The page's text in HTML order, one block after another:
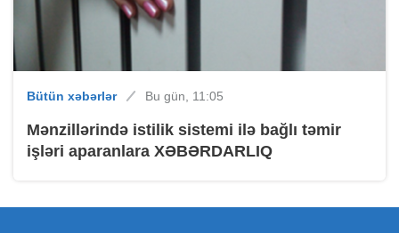
Bütün xəbərlər Bu gün, 11:05
Mənzillərində istilik sistemi ilə bağlı təmir
işləri aparanlara XƏBƏRDARLIQ